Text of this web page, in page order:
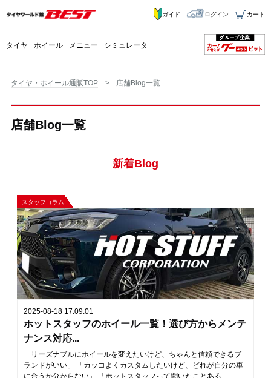
タイヤ ホイール メニュー シミュレータ
ガイド ログイン カート
タイヤ・ホイール通販TOP 店舗Blog一覧
店舗Blog一覧
新着Blog
スタッフコラム
2025-08-18 17:09:01
ホットスタッフのホイール一覧！選び方からメンテ
ナンス対応...
「リーズナブルにホイールを変えたいけど、ちゃんと信頼できるブ
ランドがいい」 「カッコよくカスタムしたいけど、どれが自分の車
に合うか分からない」 「ホットスタッフって聞いたことある...